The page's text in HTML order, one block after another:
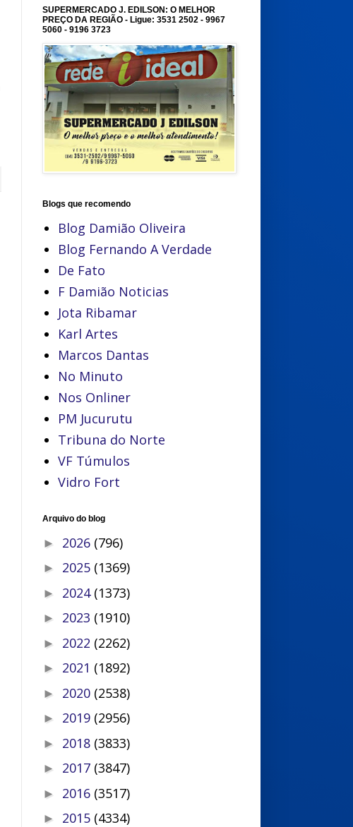
SUPERMERCADO J. EDILSON: O MELHOR
PREÇO DA REGIÃO - Ligue: 3531 2502 - 9967
5060 - 9196 3723
Blogs que recomendo
Blog Damião Oliveira
Blog Fernando A Verdade
De Fato
F Damião Noticias
Jota Ribamar
Karl Artes
Marcos Dantas
No Minuto
Nos Onliner
PM Jucurutu
Tribuna do Norte
VF Túmulos
Vidro Fort
Arquivo do blog
► 2026 (796)
► 2025 (1369)
► 2024 (1373)
► 2023 (1910)
► 2022 (2262)
► 2021 (1892)
► 2020 (2538)
► 2019 (2956)
► 2018 (3833)
► 2017 (3847)
► 2016 (3517)
► 2015 (4334)